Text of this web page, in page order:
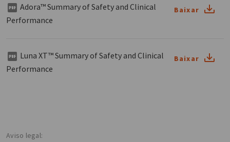
Adora™ Summary of Safety and Clinical
Performance
Baixar
Luna XT™ Summary of Safety and Clinical
Performance
Baixar
Aviso legal: